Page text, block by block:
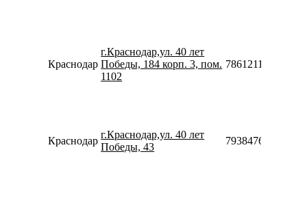
Краснодар
г.Краснодар,ул. 40 лет
Победы, 184 корп. 3, пом.
1102
78612116011
Краснодар
г.Краснодар,ул. 40 лет
Победы, 43